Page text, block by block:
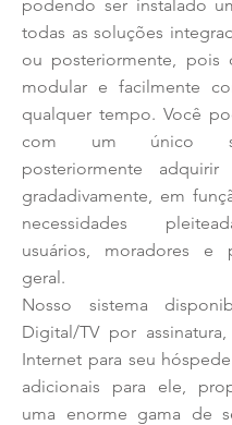
podendo ser instalado
todas as soluções
ou posteriormente, pois
modular e facilmente
qualquer tempo. Você
com um único
posteriormente
gradadivamente, em
necessidades
usuários, moradores e
geral.
Nosso sistema
Digital/TV por
Internet para seu
adicionais para ele,
uma enorme gama de